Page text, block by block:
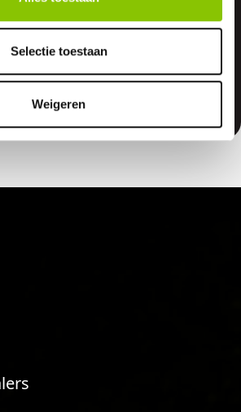
Selectie toestaan
Weigeren
2026 weer een landelijk
terug